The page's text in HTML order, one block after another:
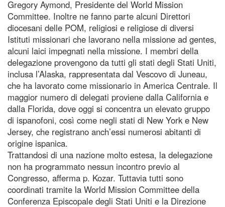
Gregory Aymond, Presidente del World Mission
Committee. Inoltre ne fanno parte alcuni Direttori
diocesani delle POM, religiosi e religiose di diversi
Istituti missionari che lavorano nella missione ad gentes,
alcuni laici impegnati nella missione. I membri della
delegazione provengono da tutti gli stati degli Stati Uniti,
inclusa l’Alaska, rappresentata dal Vescovo di Juneau,
che ha lavorato come missionario in America Centrale. Il
maggior numero di delegati proviene dalla California e
dalla Florida, dove oggi si concentra un elevato gruppo
di ispanofoni, così come negli stati di New York e New
Jersey, che registrano anch’essi numerosi abitanti di
origine ispanica.
Trattandosi di una nazione molto estesa, la delegazione
non ha programmato nessun incontro previo al
Congresso, afferma p. Kozar. Tuttavia tutti sono
coordinati tramite la World Mission Committee della
Conferenza Episcopale degli Stati Uniti e la Direzione